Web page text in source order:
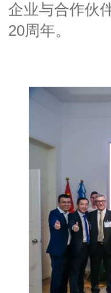
企业与合作伙
20周年。